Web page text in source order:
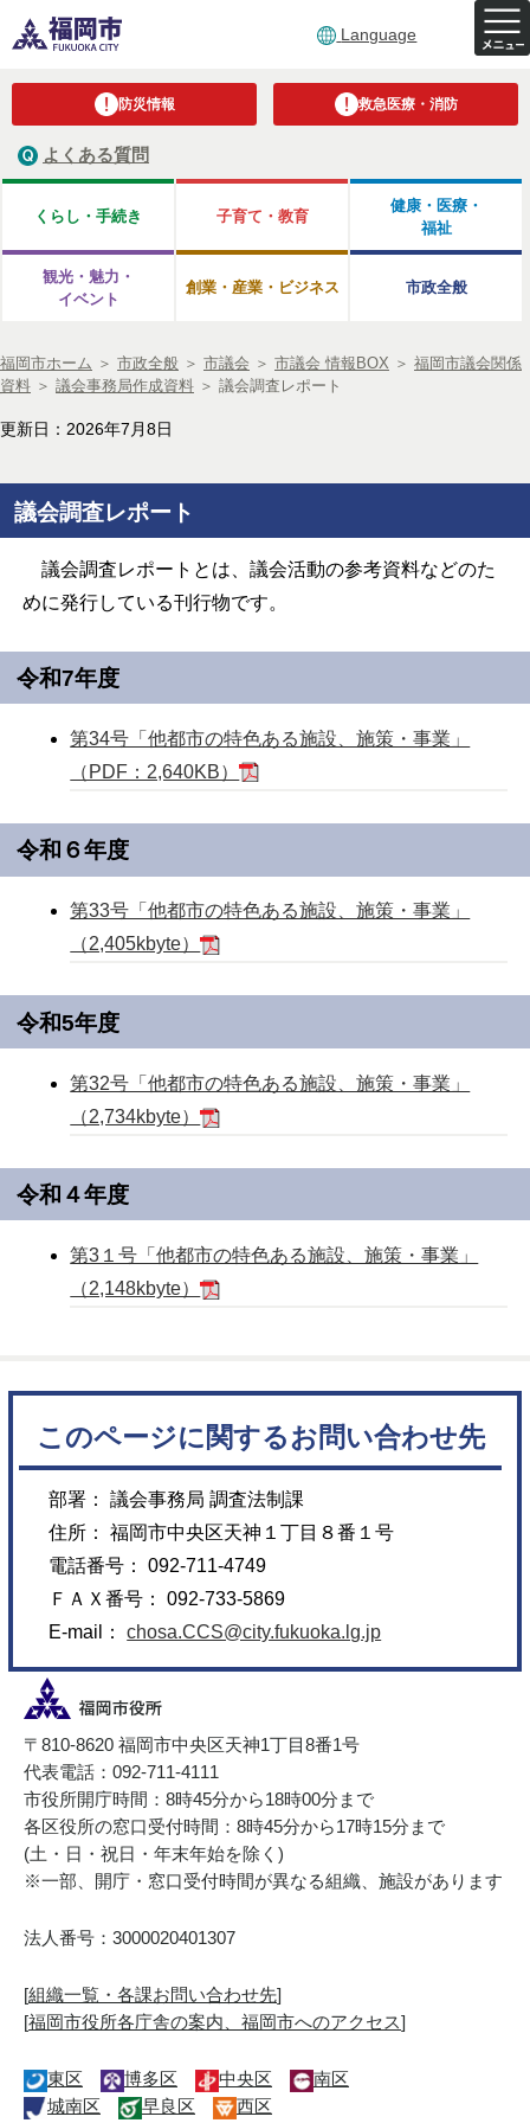
Language
防災情報 救急医療・消防
よくある質問
くらし・手続き 子育て・教育
健康・医療・
福祉
観光・魅力・
イベント
創業・産業・ビジネス 市政全般
福岡市ホーム ＞ 市政全般 ＞ 市議会 ＞ 市議会 情報BOX ＞ 福岡市議会関係
資料 ＞ 議会事務局作成資料 ＞ 議会調査レポート
更新日：2026年7月8日
議会調査レポート
議会調査レポートとは、議会活動の参考資料などのた
めに発行している刊行物です。
令和7年度
第34号「他都市の特色ある施設、施策・事業」
（PDF：2,640KB）
令和６年度
第33号「他都市の特色ある施設、施策・事業」
（2,405kbyte）
令和5年度
第32号「他都市の特色ある施設、施策・事業」
（2,734kbyte）
令和４年度
第3１号「他都市の特色ある施設、施策・事業」
（2,148kbyte）
このページに関するお問い合わせ先
部署： 議会事務局 調査法制課
住所： 福岡市中央区天神１丁目８番１号
電話番号： 092-711-4749
ＦＡＸ番号： 092-733-5869
E-mail：chosa.CCS@city.fukuoka.lg.jp
〒810-8620 福岡市中央区天神1丁目8番1号
代表電話：092-711-4111
市役所開庁時間：8時45分から18時00分まで
各区役所の窓口受付時間：8時45分から17時15分まで
(土・日・祝日・年末年始を除く)
※一部、開庁・窓口受付時間が異なる組織、施設があります
法人番号：3000020401307
[組織一覧・各課お問い合わせ先]
[福岡市役所各庁舎の案内、福岡市へのアクセス]
東区 博多区 中央区
南区
城南区
早良区 西区